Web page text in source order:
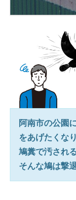
阿南市の公園
をあげたくな
鳩糞で汚され
そんな鳩は撃